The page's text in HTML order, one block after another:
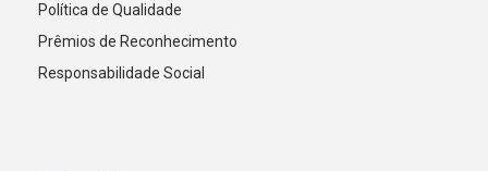
Política de Qualidade
Prêmios de Reconhecimento
Responsabilidade Social